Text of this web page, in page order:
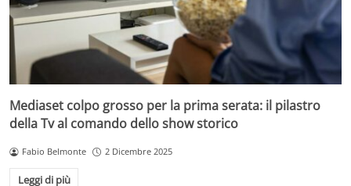
Mediaset colpo grosso per la prima serata: il pilastro
della Tv al comando dello show storico
Fabio Belmonte 2 Dicembre 2025
Leggi di più